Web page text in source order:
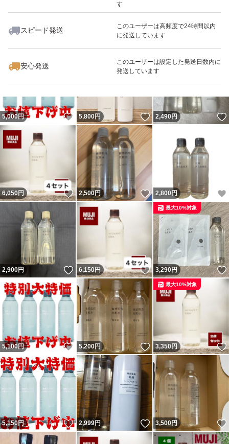
す
スピード発送
このユーザーは高頻度で24時間以内
に発送しています
安心発送
このユーザーは設定した発送日数内に
発送しています
いいね！
3,990
5,000 円 いいね！
5,800円 いいね！
2,490円
6,050円 いいね！
2,500円 いいね！
2,800 円
2,900円 いいね！
6,150円 いいね！
3,290円
最大10%対象
5,100 円 いいね！
5,200円 いいね！
3,350円
最大10%対象
5,150円 いいね！
2,999円 いいね！
3,500円